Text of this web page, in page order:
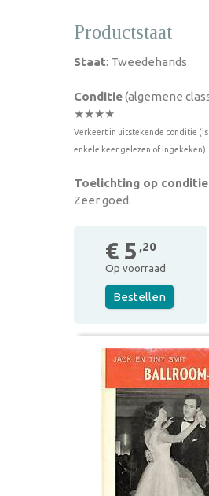
Productstaat
Staat: Tweedehands
Conditie(algemene
★★★★
Verkeert in uitstekende conditie (is
enkele keer gelezen of ingekeken)
Toelichting op conditie
Zeer goed.
€ 5 ,20
Op voorraad
Bestellen